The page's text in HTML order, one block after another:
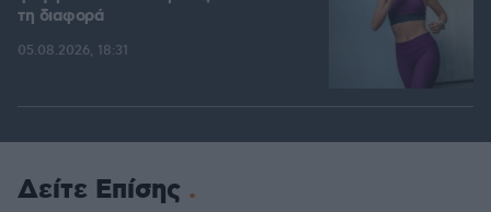
τη διαφορά
05.08.2026, 18:31
Δείτε Επίσης